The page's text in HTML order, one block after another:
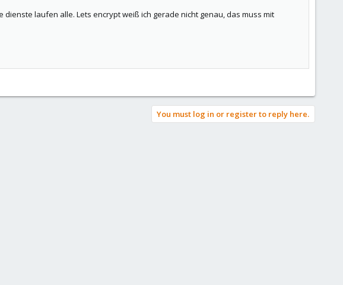
laufen alle. Lets encrypt weiß ich gerade nicht genau, das muss mit
You must log in or register to reply here.